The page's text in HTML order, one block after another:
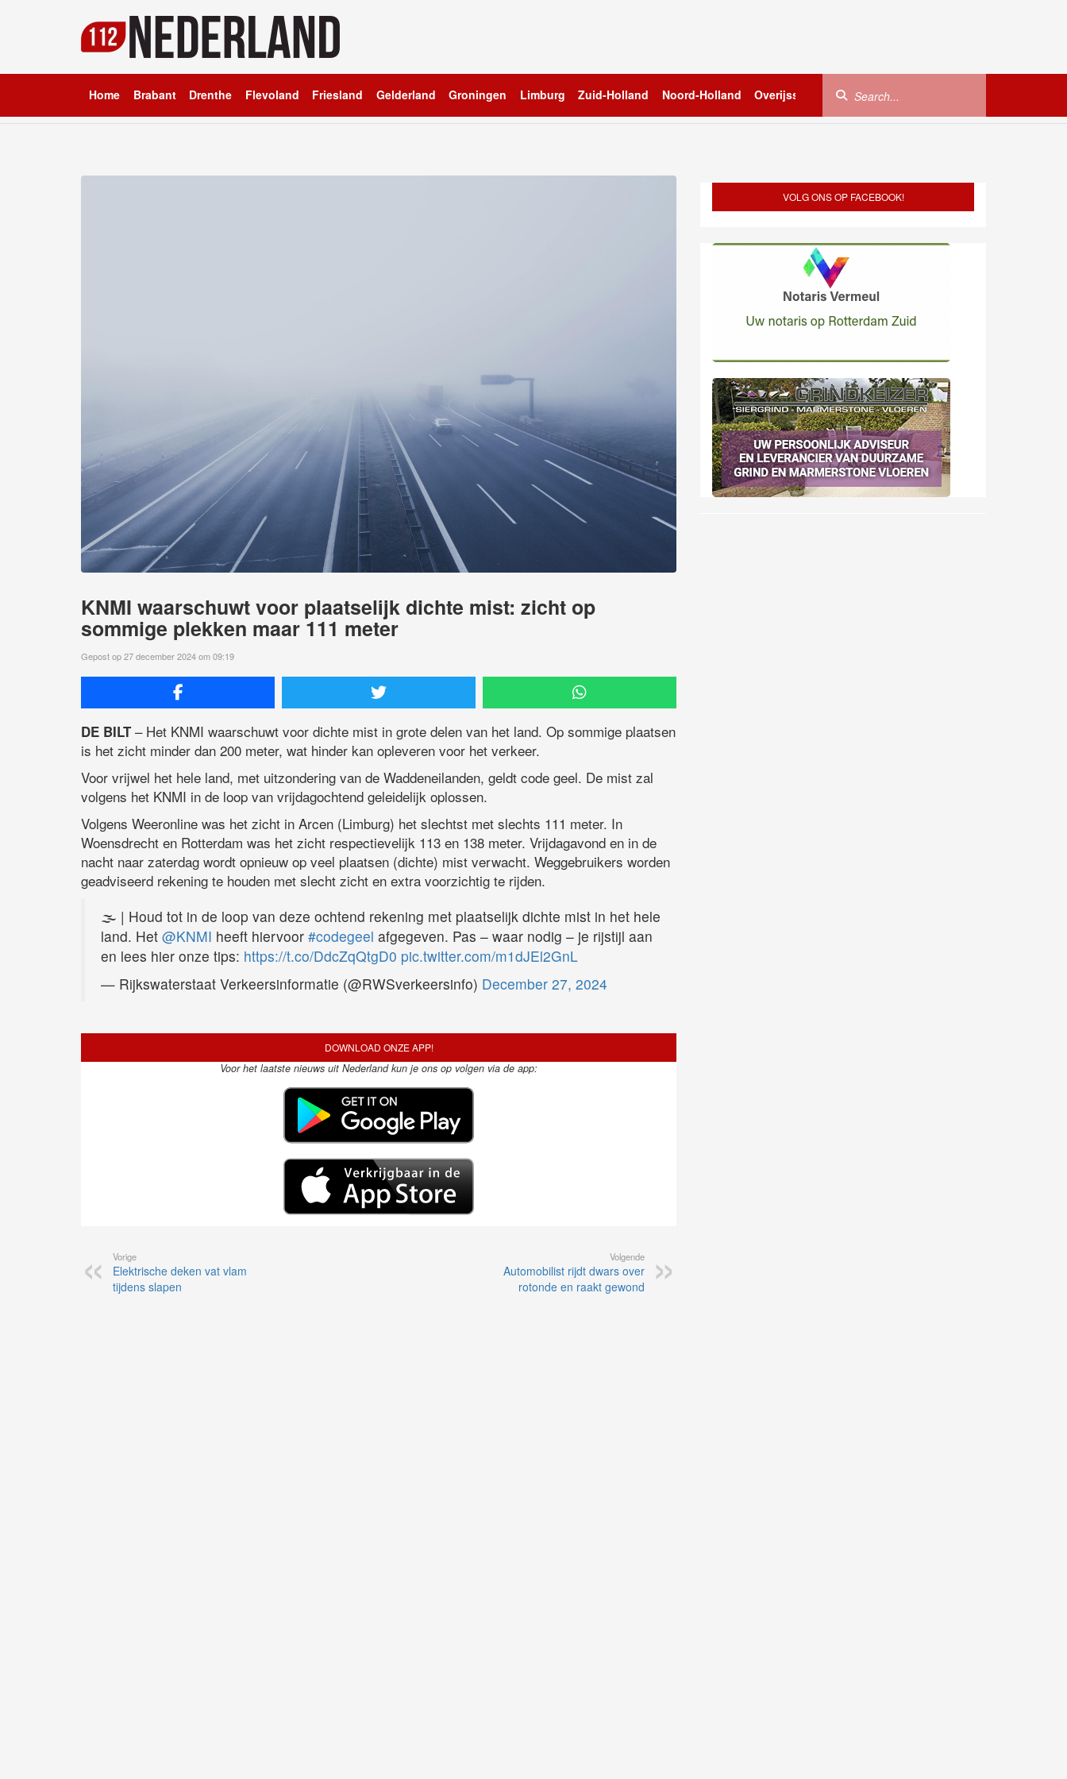
Home Brabant Drenthe Flevoland Friesland Gelderland Groningen Limburg Zuid-Holland Noord-Holland Overijssel Utrecht Zeeland
KNMI waarschuwt voor plaatselijk dichte mist: zicht op
sommige plekken maar 111 meter
Gepost op 27 december 2024 om 09:19
DE BILT– Het KNMI waarschuwt voor dichte mist in grote delen van het land. Op sommige plaatsen
is het zicht minder dan 200 meter, wat hinder kan opleveren voor het verkeer.
Voor vrijwel het hele land, met uitzondering van de Waddeneilanden, geldt code geel. De mist zal
volgens het KNMI in de loop van vrijdagochtend geleidelijk oplossen.
Volgens Weeronline was het zicht in Arcen (Limburg) het slechtst met slechts 111 meter. In
Woensdrecht en Rotterdam was het zicht respectievelijk 113 en 138 meter. Vrijdagavond en in de
nacht naar zaterdag wordt opnieuw op veel plaatsen (dichte) mist verwacht. Weggebruikers worden
geadviseerd rekening te houden met slecht zicht en extra voorzichtig te rijden.
🌫️ | Houd tot in de loop van deze ochtend rekening met plaatselijk dichte mist in het hele
land. Het @KNMI heeft hiervoor #codegeel afgegeven. Pas – waar nodig – je rijstijl aan
en lees hier onze tips: https://t.co/DdcZqQtgD0 pic.twitter.com/m1dJEl2GnL
— Rijkswaterstaat Verkeersinformatie (@RWSverkeersinfo) December 27, 2024
DOWNLOAD ONZE APP!
Voor het laatste nieuws uit Nederland kun je ons op volgen via de app:
Vorige
Elektrische deken vat vlam
tijdens slapen
Volgende
Automobilist rijdt dwars over
rotonde en raakt gewond
VOLG ONS OP FACEBOOK!